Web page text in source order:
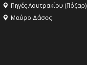
Πηγές Λουτρακίου (Πόζαρ)
Μαύρο Δάσος